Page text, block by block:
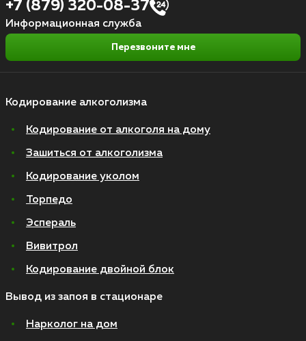
Кодирование алкоголизма
Кодирование от алкоголя на дому
Зашиться от алкоголизма
Кодирование уколом
Торпедо
Эспераль
Вивитрол
Кодирование двойной блок
Вывод из запоя в стационаре
Нарколог на дом
+7 (879) 320-08-37
Информационная служба
Перезвоните мне